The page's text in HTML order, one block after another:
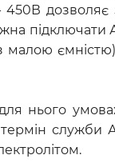
нього
служби